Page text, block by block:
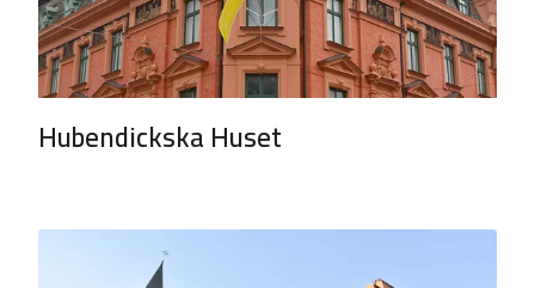
Hubendickska Huset